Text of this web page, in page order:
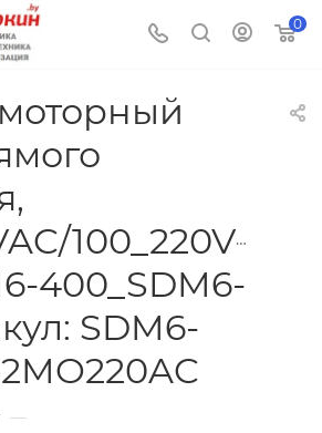
0
100_220VDC,
400_SDM6-
SDM6-
—